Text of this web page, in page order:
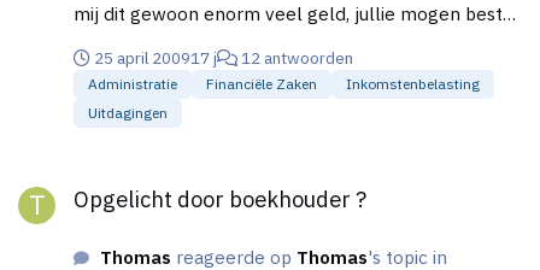
mij dit gewoon enorm veel geld, jullie mogen best
boekhouder voor mijn administratie. Dat moet
gewoon min. 50% naar beneden, mede door zelf
alles in te boeken. Tuurlijk zal ik in het begin met
boekhouder. Is het tevens verstandig om jaarlijks de
25 april 200917 j 12 antwoorden
Administratie Financiële Zaken
Inkomstenbelasting
Uitdagingen
Opgelicht door boekhouder ?
Thomas reageerde op Thomas's topic in